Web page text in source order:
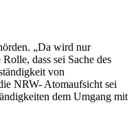
„Da wird nur
dass sei Sache des
von
NRW- Atomaufsicht sei
dem Umgang mit